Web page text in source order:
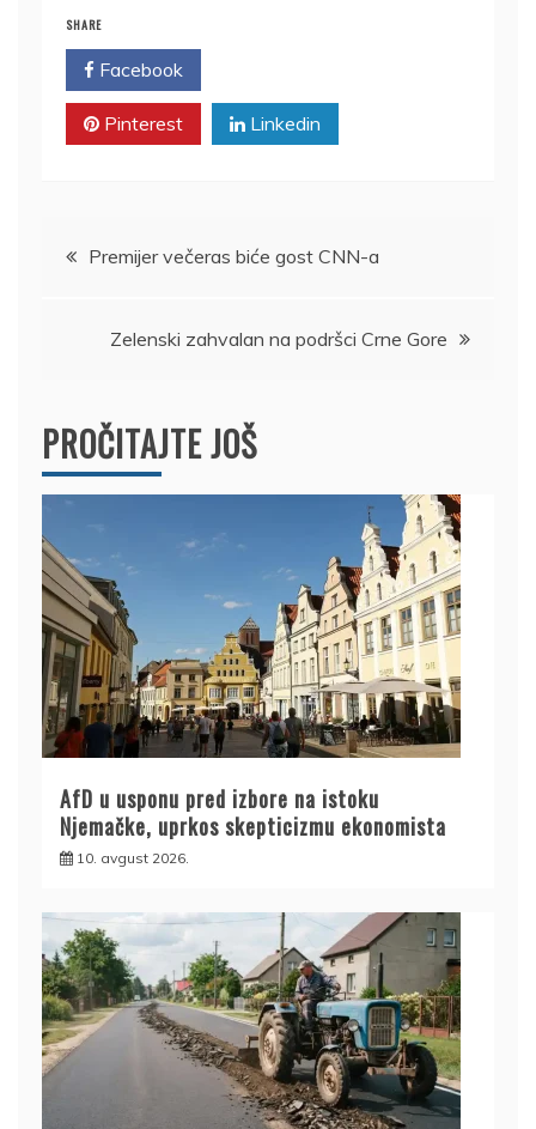
SHARE
Facebook
Pinterest Linkedin
Kretanje
Premijer večeras biće gost CNN-a
Zelenski zahvalan na podršci Crne Gore
PROČITAJTE JOŠ
AfD u usponu pred izbore na istoku
Njemačke, uprkos skepticizmu ekonomista
10. avgust 2026.